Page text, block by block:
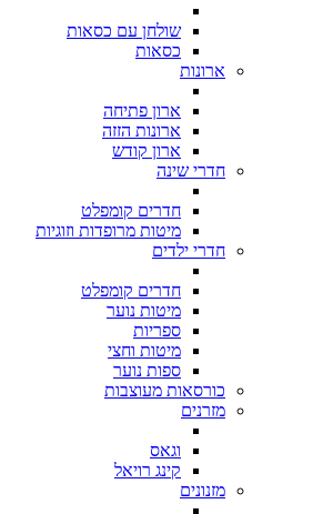
שולחן עם כסאות
כסאות
ארונות
ארון פתיחה
ארונות הזזה
ארון קודש
חדרי שינה
חדרים קומפלט
מיטות מרופדות וזוגיות
חדרי ילדים
חדרים קומפלט
מיטות נוער
ספריות
מיטות וחצי
ספות נוער
כורסאות מעוצבות
מזרנים
וגאס
קינג רויאל
מזנונים